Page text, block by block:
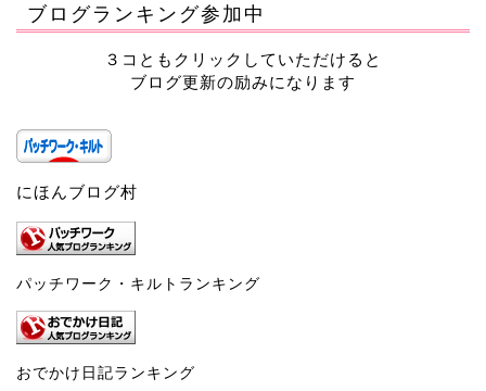
ブログランキング参加中
３コともクリックしていただけると
ブログ更新の励みになります
にほんブログ村
パッチワーク・キルトランキング
おでかけ日記ランキング